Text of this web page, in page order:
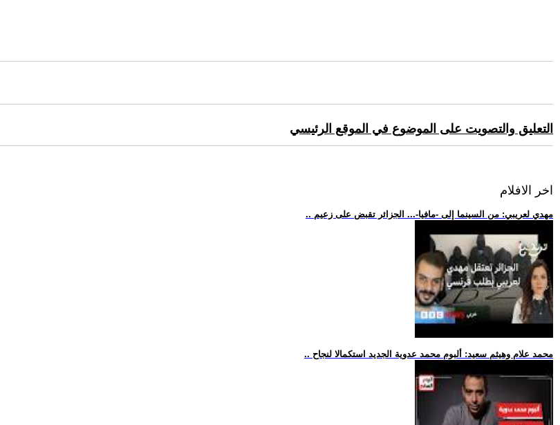
التعليق والتصويت على الموضوع في الموقع الرئيسي
اخر الافلام
.. مهدي لعريبي: من السينما إلى -مافيا-... الجزائر تقبض على زعيم
.. محمد علام وهيثم سعيد: ألبوم محمد عدوية الجديد استكمالا لنجاح